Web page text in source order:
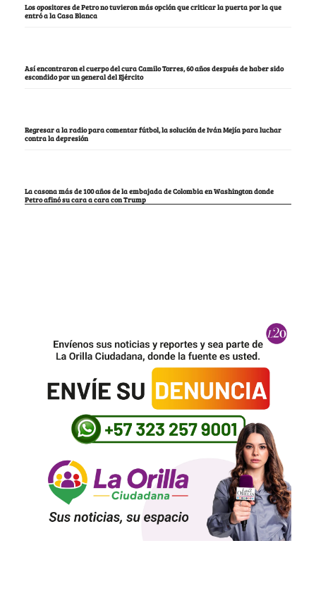
Los opositores de Petro no tuvieron más opción que criticar la puerta por la que
entró a la Casa Blanca
Así encontraron el cuerpo del cura Camilo Torres, 60 años después de haber sido
escondido por un general del Ejército
Regresar a la radio para comentar fútbol, la solución de Iván Mejía para luchar
contra la depresión
La casona más de 100 años de la embajada de Colombia en Washington donde
Petro afinó su cara a cara con Trump